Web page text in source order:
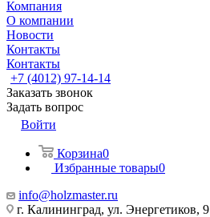
Компания
О компании
Новости
Контакты
Контакты
+7 (4012) 97-14-14
Заказать звонок
Задать вопрос
Войти
Корзина0
Избранные товары0
info@holzmaster.ru
г. Калининград, ул. Энергетиков, 9